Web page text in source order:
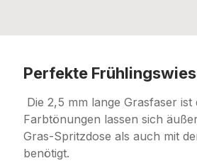
Perfekte
Die 2,5 mm lange Grasfaser
Farbtönungen lassen sich
Gras-Spritzdose als auch mit
benötigt.